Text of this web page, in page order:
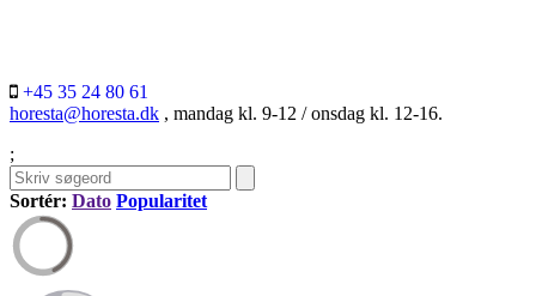
+45 35 24 80 61
horesta@horesta.dk , mandag kl. 9-12 / onsdag kl. 12-16.
;
Sortér: Dato Popularitet